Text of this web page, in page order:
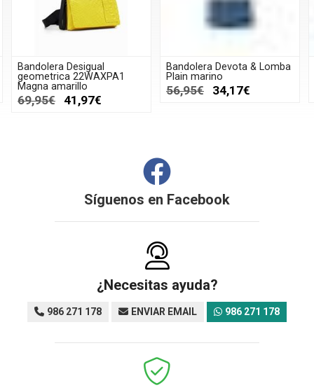
Bandolera Desigual
geometrica 22WAXPA1
Magna amarillo
69,95€ 41,97€
Bandolera Devota & Lomba
Plain marino
56,95€ 34,17€
Síguenos en Facebook
¿Necesitas ayuda?
986 271 178 ENVIAR EMAIL 986 271 178